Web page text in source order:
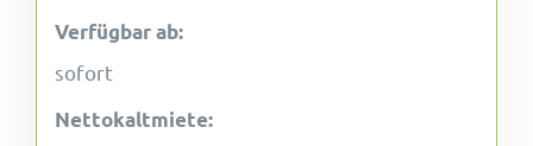
Verfügbar ab:
sofort
Nettokaltmiete: